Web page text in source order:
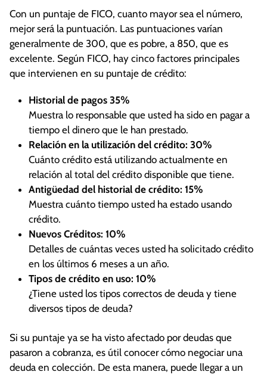
Y recuerde, si tiene deudas de tarjetas de
crédito, llámenos.
Con un puntaje de FICO, cuanto mayor sea el número,
mejor será la puntuación. Las puntuaciones varían
generalmente de 300, que es pobre, a 850, que es
excelente. Según FICO, hay cinco factores principales
que intervienen en su puntaje de crédito:
Historial de pagos 35%
Muestra lo responsable que usted ha sido en pagar a
tiempo el dinero que le han prestado.
Relación en la utilización del crédito: 30%
Cuánto crédito está utilizando actualmente en
relación al total del crédito disponible que tiene.
Antigüedad del historial de crédito: 15%
Muestra cuánto tiempo usted ha estado usando
crédito.
Nuevos Créditos: 10%
Detalles de cuántas veces usted ha solicitado crédito
en los últimos 6 meses a un año.
Tipos de crédito en uso: 10%
¿Tiene usted los tipos correctos de deuda y tiene
diversos tipos de deuda?
Si su puntaje ya se ha visto afectado por deudas que
pasaron a cobranza, es útil conocer cómo negociar una
deuda en colección. De esta manera, puede llegar a un